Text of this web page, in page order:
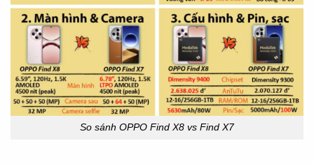
So sánh OPPO Find X8 vs Find X7